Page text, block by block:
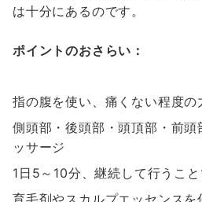
は十分にあるのです。
ポイントのおさらい：
指の腹を使い、痛くない程度
側頭部・後頭部・頭頂部・前
ッサージ
1日5～10分、継続して行うこ
育毛剤やスカルプエッセンス